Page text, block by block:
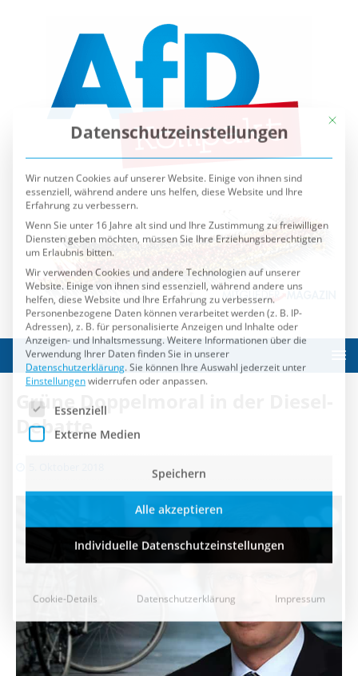
Grüne Doppelmoral in der Diesel-
Debatte
Datenschutzeinstellungen
Wir nutzen Cookies auf unserer Website. Einige von ihnen sind
essenziell, während andere uns helfen, diese Website und Ihre
Erfahrung zu verbessern.
Wenn Sie unter 16 Jahre alt sind und Ihre Zustimmung zu freiwilligen
Diensten geben möchten, müssen Sie Ihre Erziehungsberechtigten
um Erlaubnis bitten.
Wir verwenden Cookies und andere Technologien auf unserer
Website. Einige von ihnen sind essenziell, während andere uns
helfen, diese Website und Ihre Erfahrung zu verbessern.
Personenbezogene Daten können verarbeitet werden (z. B. IP-
Adressen), z. B. für personalisierte Anzeigen und Inhalte oder
Anzeigen- und Inhaltsmessung.Weitere Informationen über die
Verwendung Ihrer Daten finden Sie in unserer
Datenschutzerklärung.Sie können Ihre Auswahl jederzeit unter
Einstellungenwiderrufen oder anpassen.
Es folgt eine Liste der Service-Gruppen, für die eine
Essenziell
Externe Medien
Speichern
Datenschutzerklärung